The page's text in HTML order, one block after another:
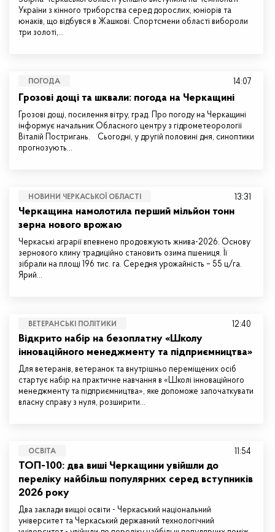
України з кінного триборства серед дорослих, юніорів та
юнаків, що відбувся в Жашкові. Спортсмени області вибороли
три золоті,…
ПОГОДА
Грозові дощі та шквали: погода на Черкащині
Грозові дощі, посилення вітру, град. Про погоду на Черкащині
інформує начальник Обласного центру з гідрометеорології
Віталій Постригань. Сьогодні, у другій половині дня, синоптики
прогнозують…
14:07
НОВИНИ ЧЕРКАСЬКОЇ ОБЛАСТІ
Черкащина намолотила перший мільйон тонн
зерна нового врожаю
Черкаські аграрії впевнено продовжують жнива-2026. Основу
зернового клину традиційно становить озима пшениця. Її
зібрали на площі 196 тис. га. Середня урожайність – 55 ц/га.
Ярий…
13:31
ВЕТЕРАНСЬКІ ПОЛІТИКИ
Відкрито набір на безоплатну «Школу
інноваційного менеджменту та підприємництва»
Для ветеранів, ветеранок та внутрішньо переміщених осіб
стартує набір на практичне навчання в «Школі інноваційного
менеджменту та підприємництва», яке допоможе започаткувати
власну справу з нуля, розширити…
12:40
ОСВІТА
ТОП-100: два виші Черкащини увійшли до
переліку найбільш популярних серед вступників
2026 року
Два заклади вищої освіти - Черкаський національний
університет та Черкаський державний технологічний
11:54